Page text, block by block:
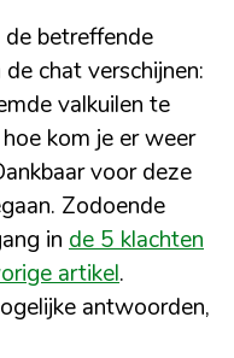
de betreffende
chat verschijnen:
valkuilen te
kom je er weer
voor deze
Zodoende
in de 5 klachten
artikel.
antwoorden,